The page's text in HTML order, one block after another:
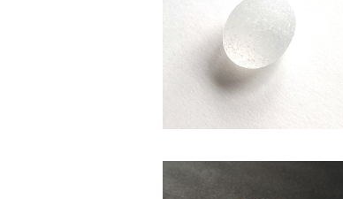
SC-117 コレクション用 シーグ
ラス（白色）
¥850